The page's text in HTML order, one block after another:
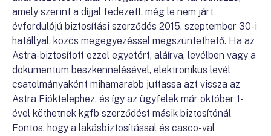
amely szerint a díjjal fedezett, még le nem járt
évfordulójú biztosítási szerződés 2015. szeptember 30-i
hatállyal, közös megegyezéssel megszüntethető. Ha az
Astra-biztosított ezzel egyetért, aláírva, levélben vagy a
dokumentum beszkennelésével, elektronikus levél
csatolmányaként mihamarabb juttassa azt vissza az
Astra Fióktelephez, és így az ügyfelek már október 1-
ével köthetnek kgfb szerződést másik biztosítónál
Fontos, hogy a lakásbiztosítással és casco-val